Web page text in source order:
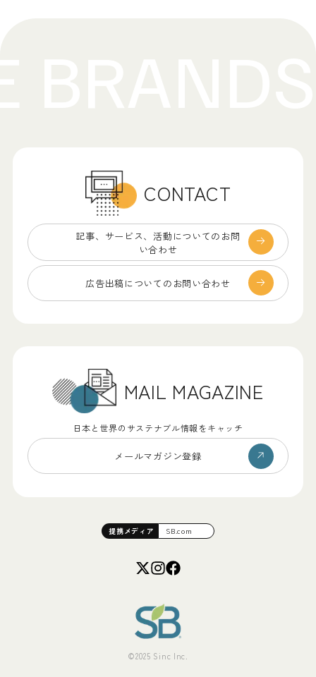
CONTACT
記事、サービス、 活動についてのお問
い合わせ
広告出稿についての お問い合わせ
MAIL MAGAZINE
日本と世界のサステナブル情報をキャッチ
メールマガジン登録
©2025 Sinc Inc.
提携メディア SB.com